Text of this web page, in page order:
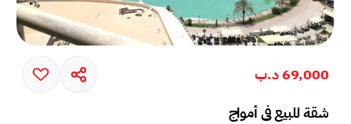
69,000 د.ب
شقة للبيع في أمواج